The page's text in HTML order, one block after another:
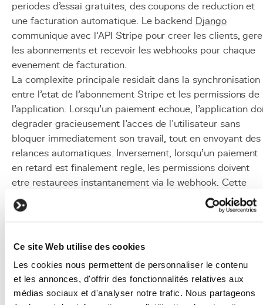
Ce site Web utilise des cookies
Les cookies nous permettent de personnaliser le contenu
et les annonces, d'offrir des fonctionnalités relatives aux
médias sociaux et d'analyser notre trafic. Nous partageons
periodes d'essai gratuites, des coupons de reduction et
une facturation automatique. Le backend Django
communique avec l'API Stripe pour creer les clients,
les abonnements et recevoir les webhooks pour chaque
evenement de facturation.
La complexite principale residait dans la synchronisation
entre l'etat de l'abonnement Stripe et les permissions de
l'application. Lorsqu'un paiement echoue, l'application
degrader gracieusement l'acces de l'utilisateur sans
bloquer immediatement son travail, tout en envoyant des
relances automatiques. Inversement, lorsqu'un paiement
en retard est finalement regle, les permissions doivent
etre restaurees instantanement via le webhook. Cette
orchestration necessitait une gestion rigoureuse des
et des transitions, implementee avec des tachesCelery
Pour le marche belge, nous integrons systematiquement
cartes Visa et Mastercard. Nous avons egalement
implemente des flux de paiement SEPA Direct Debit
des applications B2B ou les prelevements automatiques